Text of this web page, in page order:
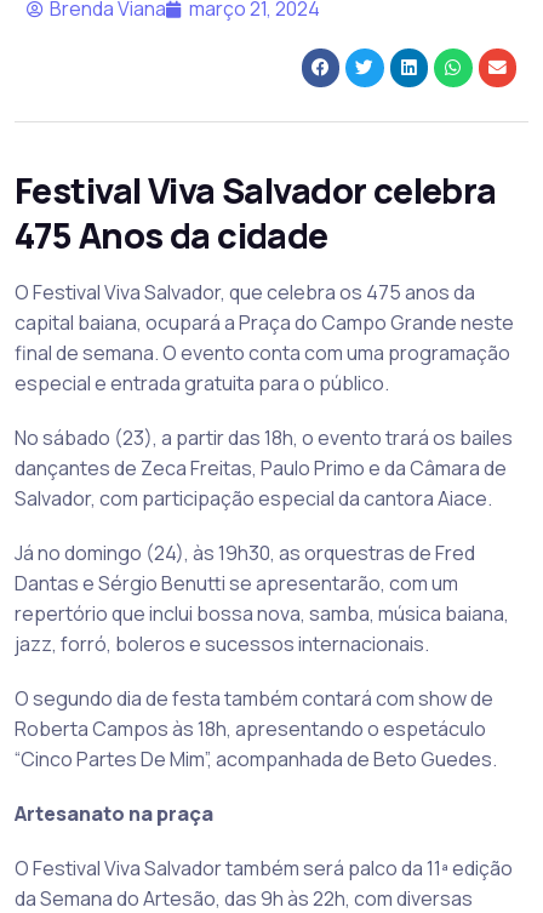
Brenda Viana março 21, 2024
Festival Viva Salvador celebra
475 Anos da cidade
O Festival Viva Salvador, que celebra os 475 anos da
capital baiana, ocupará a Praça do Campo Grande neste
final de semana. O evento conta com uma programação
especial e entrada gratuita para o público.
No sábado (23), a partir das 18h, o evento trará os bailes
dançantes de Zeca Freitas, Paulo Primo e da Câmara de
Salvador, com participação especial da cantora Aiace.
Já no domingo (24), às 19h30, as orquestras de Fred
Dantas e Sérgio Benutti se apresentarão, com um
repertório que inclui bossa nova, samba, música baiana,
jazz, forró, boleros e sucessos internacionais.
O segundo dia de festa também contará com show de
Roberta Campos às 18h, apresentando o espetáculo
“Cinco Partes De Mim”, acompanhada de Beto Guedes.
Artesanato na praça
O Festival Viva Salvador também será palco da 11ª edição
da Semana do Artesão, das 9h às 22h, com diversas